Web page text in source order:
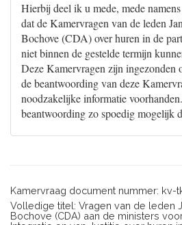
Hierbij deel ik u mede, mede
dat de Kamervragen van de leden
Bochove (CDA) over huren in de
niet binnen de gestelde termijn
Deze Kamervragen zijn
de beantwoording van deze
noodzakelijke informatie
beantwoording zo spoedig mogelijk
Kamervraag document nummer: kv-
Volledige titel: Vragen van de leden
Bochove (CDA) aan de ministers